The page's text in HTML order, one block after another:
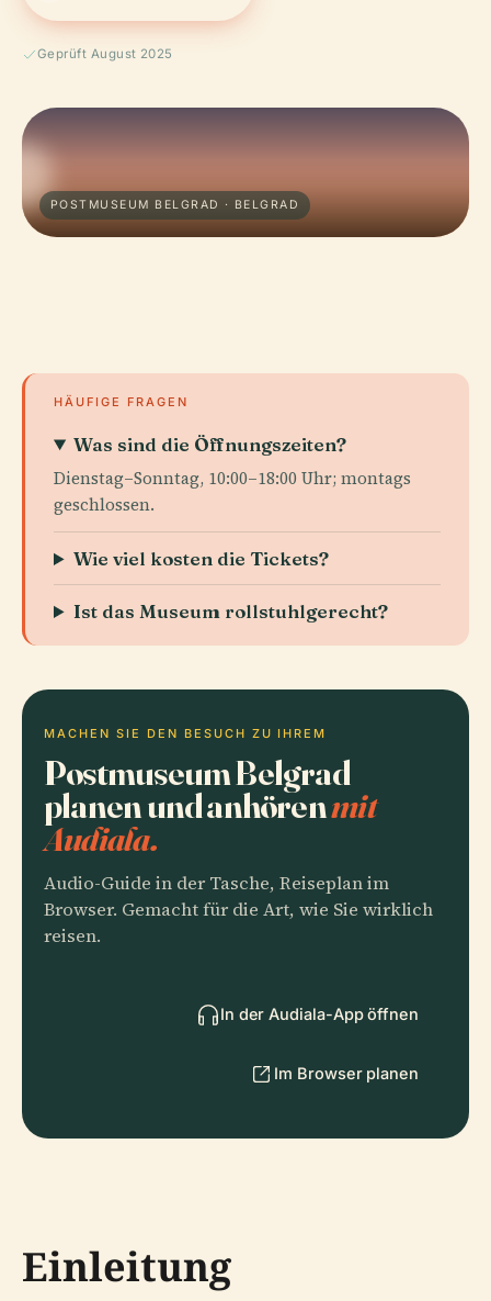
Geprüft August 2025
POSTMUSEUM BELGRAD · BELGRAD
HÄUFIGE FRAGEN
Was sind die Öffnungszeiten?
Dienstag–Sonntag, 10:00–18:00 Uhr; montags
geschlossen.
Wie viel kosten die Tickets?
Ist das Museum rollstuhlgerecht?
MACHEN SIE DEN BESUCH ZU IHREM
Postmuseum Belgrad
planen und anhörenmit
Audiala.
Audio-Guide in der Tasche, Reiseplan im
Browser. Gemacht für die Art, wie Sie wirklich
reisen.
In der Audiala-App öffnen
Im Browser planen
Einleitung